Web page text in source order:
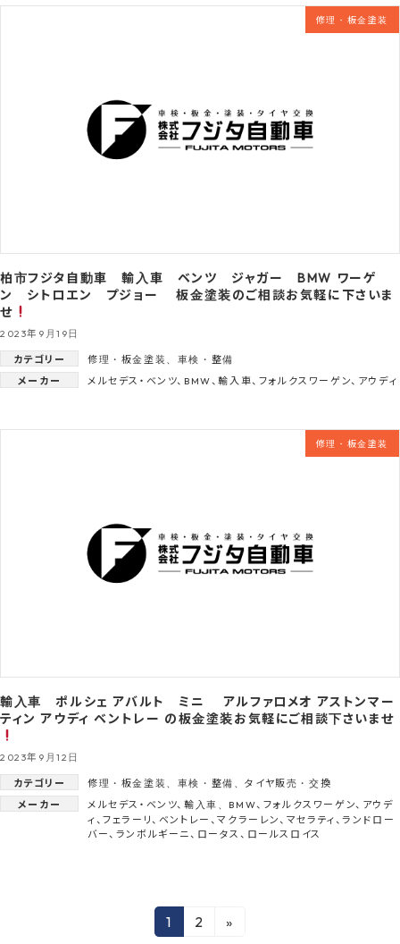
修理・板金塗装
柏市フジタ自動車 輸入車 ベンツ ジャガー BMW ワーゲ
ン シトロエン プジョー 板金塗装のご相談お気軽に下さいま
せ
2023年9月19日
カテゴリー 修理・板金塗装 、 車検・整備
メーカー
メルセデス・ベンツ、 BMW、輸入車、 フォルクスワーゲン、 アウディ
修理・板金塗装
輸入車 ポルシェ アバルト ミニ アルファロメオ アストンマー
ティン アウディ ベントレー の板金塗装お気軽にご相談下さいませ
2023年9月12日
カテゴリー 修理・板金塗装 、 車検・整備 、タイヤ販売・交換
メーカー
メルセデス・ベンツ、輸入車 、 BMW、 フォルクスワーゲン、 アウデ
ィ、フェラーリ、 ベントレー 、マクラーレン、 マセラティ、ランドロー
バー、 ランボルギーニ、 ロータス、 ロールスロイス
固
1
固
2 »